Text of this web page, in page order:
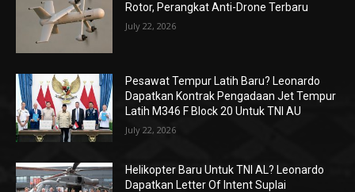
Rotor, Perangkat Anti-Drone Terbaru
July 22, 2026
Pesawat Tempur Latih Baru? Leonardo
Dapatkan Kontrak Pengadaan Jet Tempur
Latih M346 F Block 20 Untuk TNI AU
July 22, 2026
Helikopter Baru Untuk TNI AL? Leonardo
Dapatkan Letter Of Intent Suplai